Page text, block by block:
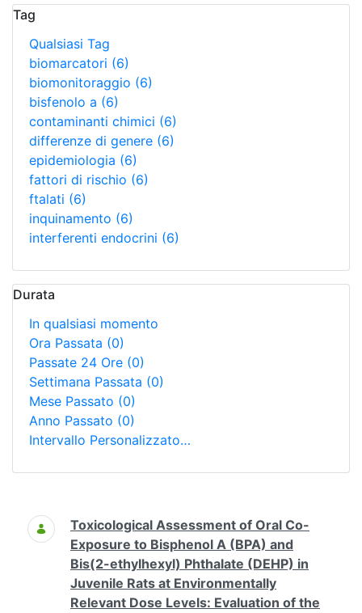
Tag
Qualsiasi Tag
biomarcatori (6)
biomonitoraggio (6)
bisfenolo a (6)
contaminanti chimici (6)
differenze di genere (6)
epidemiologia (6)
fattori di rischio (6)
ftalati (6)
inquinamento (6)
interferenti endocrini (6)
Durata
In qualsiasi momento
Ora Passata (0)
Passate 24 Ore (0)
Settimana Passata (0)
Mese Passato (0)
Anno Passato (0)
Intervallo Personalizzato…
Ricerca
Toxicological Assessment of Oral Co-
Exposure to Bisphenol A (BPA) and
Bis(2-ethylhexyl) Phthalate (DEHP) in
Juvenile Rats at Environmentally
Relevant Dose Levels: Evaluation of the